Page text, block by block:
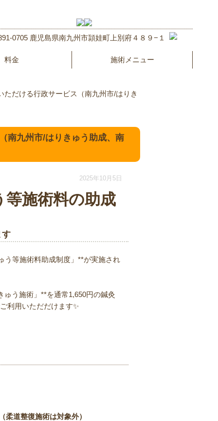
0705 鹿児島県南九州市頴娃町上別府４８９−１
料金 施術メニュー
ただける行政サービス（南九州市/はりき
南九州市/はりきゅう助成、南
2025年10月5日
施術料の助成
す
う等施術料助成制度」**が実施され
う施術」**を通常1,650円の鍼灸
利用いただだけます✨
柔道整復施術は対象外）